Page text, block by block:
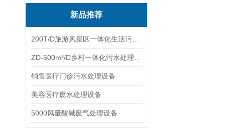
新品推荐
销售医疗门诊污水处理设备
美容医疗废水处理设备
5000风量酸碱废气处理设备